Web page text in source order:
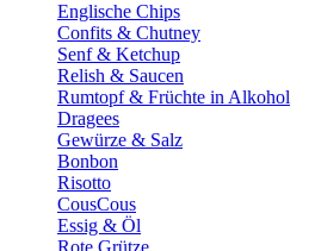
Englische Chips
Confits & Chutney
Senf & Ketchup
Relish & Saucen
Rumtopf & Früchte in Alkohol
Dragees
Gewürze & Salz
Bonbon
Risotto
CousCous
Essig & Öl
Rote Grütze